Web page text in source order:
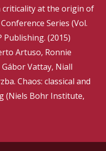
criticality at the origin of
Series (Vol.
Publishing. (2015)
Artuso, Ronnie
Vattay, Niall
Chaos: classical and
(Niels Bohr Institute,